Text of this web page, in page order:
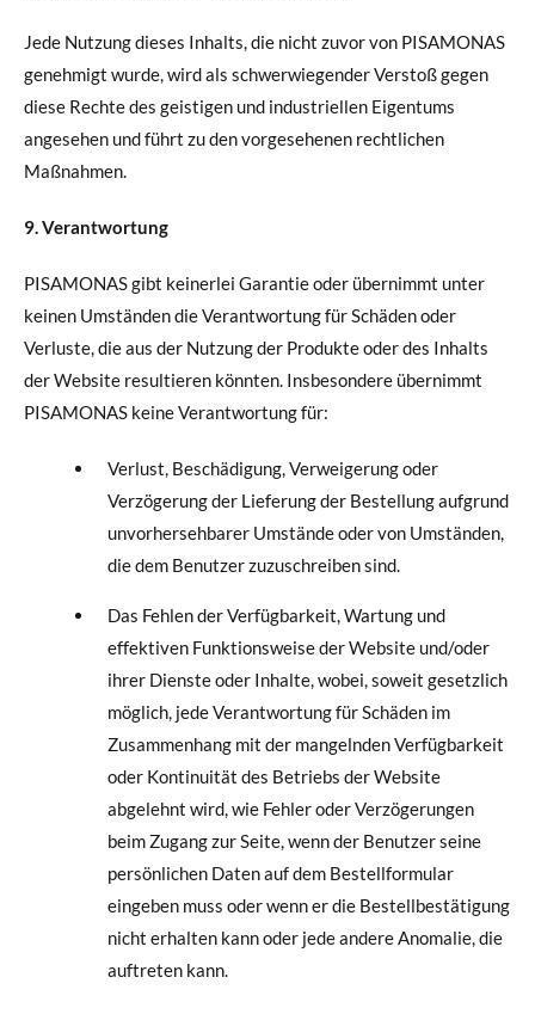
Jede Nutzung dieses Inhalts, die nicht zuvor von PISAMONAS
genehmigt wurde, wird als schwerwiegender Verstoß gegen
diese Rechte des geistigen und industriellen Eigentums
angesehen und führt zu den vorgesehenen rechtlichen
Maßnahmen.
9. Verantwortung
PISAMONAS gibt keinerlei Garantie oder übernimmt unter
keinen Umständen die Verantwortung für Schäden oder
Verluste, die aus der Nutzung der Produkte oder des Inhalts
der Website resultieren könnten. Insbesondere übernimmt
PISAMONAS keine Verantwortung für:
Verlust, Beschädigung, Verweigerung oder
Verzögerung der Lieferung der Bestellung aufgrund
unvorhersehbarer Umstände oder von Umständen,
die dem Benutzer zuzuschreiben sind.
Das Fehlen der Verfügbarkeit, Wartung und
effektiven Funktionsweise der Website und/oder
ihrer Dienste oder Inhalte, wobei, soweit gesetzlich
möglich, jede Verantwortung für Schäden im
Zusammenhang mit der mangelnden Verfügbarkeit
oder Kontinuität des Betriebs der Website
abgelehnt wird, wie Fehler oder Verzögerungen
beim Zugang zur Seite, wenn der Benutzer seine
persönlichen Daten auf dem Bestellformular
eingeben muss oder wenn er die Bestellbestätigung
nicht erhalten kann oder jede andere Anomalie, die
auftreten kann.